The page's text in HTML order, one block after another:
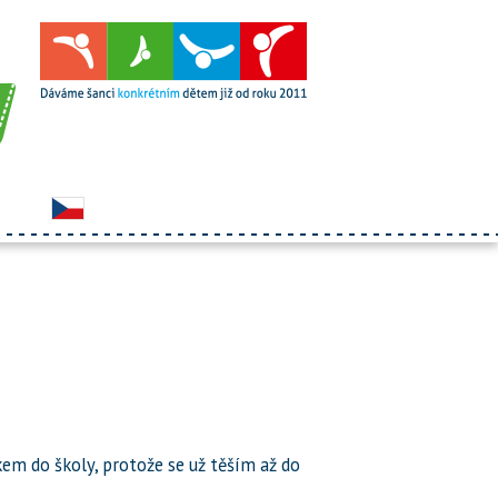
do školy, protože se už těším až do